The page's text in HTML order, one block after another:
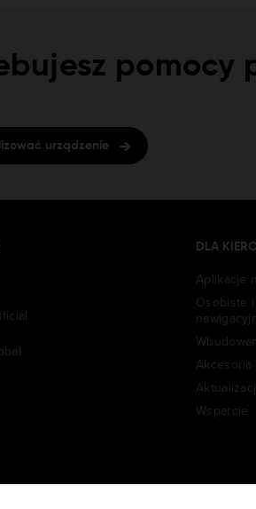
urządzenie
DLA
Aplikacje
Osobiste
Akcesoria
Wsparcie